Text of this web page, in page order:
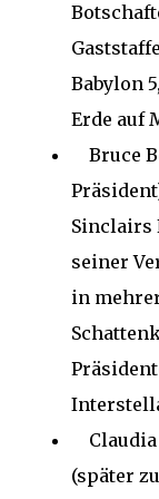
Babylon
Erde auf
Bruce
Sinclairs
seiner
in
Claudia
(später